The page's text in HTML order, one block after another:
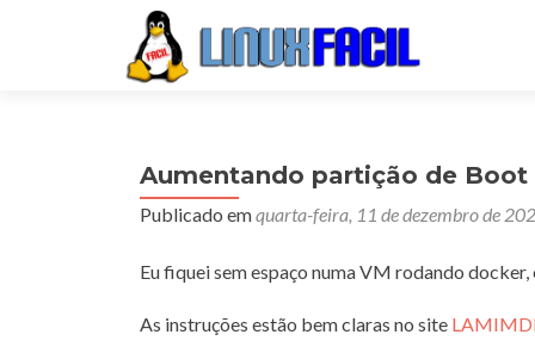
Aumentando partição de Boot
Publicado emquarta-feira, 11 de dezembro de
Eu fiquei sem espaço numa VM rodando
As instruções estão bem claras no site